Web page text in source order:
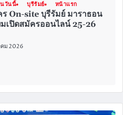
นวันนี้ บุรีรัมย์ หน้าแรก
On-site บุรีรัมย์ มาราธอน
เปิดสมัครออนไลน์ 25-26
ม 2026